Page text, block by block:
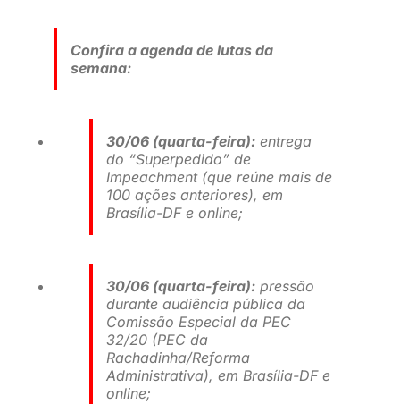
Confira a agenda de lutas da
semana:
30/06 (quarta-feira):entrega
do “Superpedido” de
Impeachment (que reúne mais de
100 ações anteriores), em
Brasília-DF e online;
30/06 (quarta-feira):pressão
durante audiência pública da
Comissão Especial da PEC
32/20 (PEC da
Rachadinha/Reforma
Administrativa), em Brasília-DF e
online;